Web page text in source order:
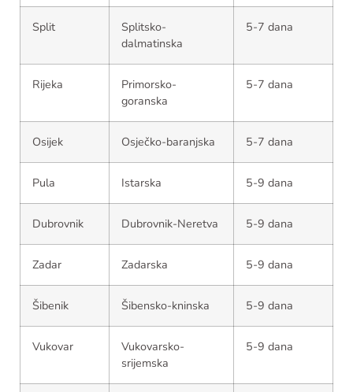
Split
Splitsko-
dalmatinska
5-7 dana
Rijeka
Primorsko-
goranska
5-7 dana
Osijek Osječko-baranjska 5-7 dana
Pula Istarska 5-9 dana
Dubrovnik Dubrovnik-Neretva 5-9 dana
Zadar Zadarska 5-9 dana
Šibenik Šibensko-kninska 5-9 dana
Vukovar
Vukovarsko-
srijemska
5-9 dana